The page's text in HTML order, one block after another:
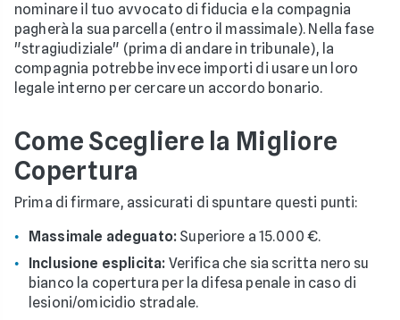
nominare il tuo avvocato di fiducia e la compagnia
pagherà la sua parcella (entro il massimale). Nella fase
"stragiudiziale" (prima di andare in tribunale), la
compagnia potrebbe invece importi di usare un loro
legale interno per cercare un accordo bonario.
Come Scegliere la Migliore
Copertura
Prima di firmare, assicurati di spuntare questi punti:
Massimale adeguato: Superiore a 15.000 €.
Inclusione esplicita: Verifica che sia scritta nero su
bianco la copertura per la difesa penale in caso di
lesioni/omicidio stradale.